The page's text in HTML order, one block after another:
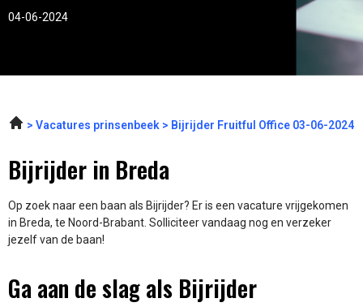
04-06-2024
Vacatures prinsenbeek Bijrijder Fruitful Office 03-06-2024
Bijrijder in Breda
Op zoek naar een baan als Bijrijder? Er is een vacature vrijgekomen
in Breda, te Noord-Brabant. Solliciteer vandaag nog en verzeker
jezelf van de baan!
Ga aan de slag als Bijrijder